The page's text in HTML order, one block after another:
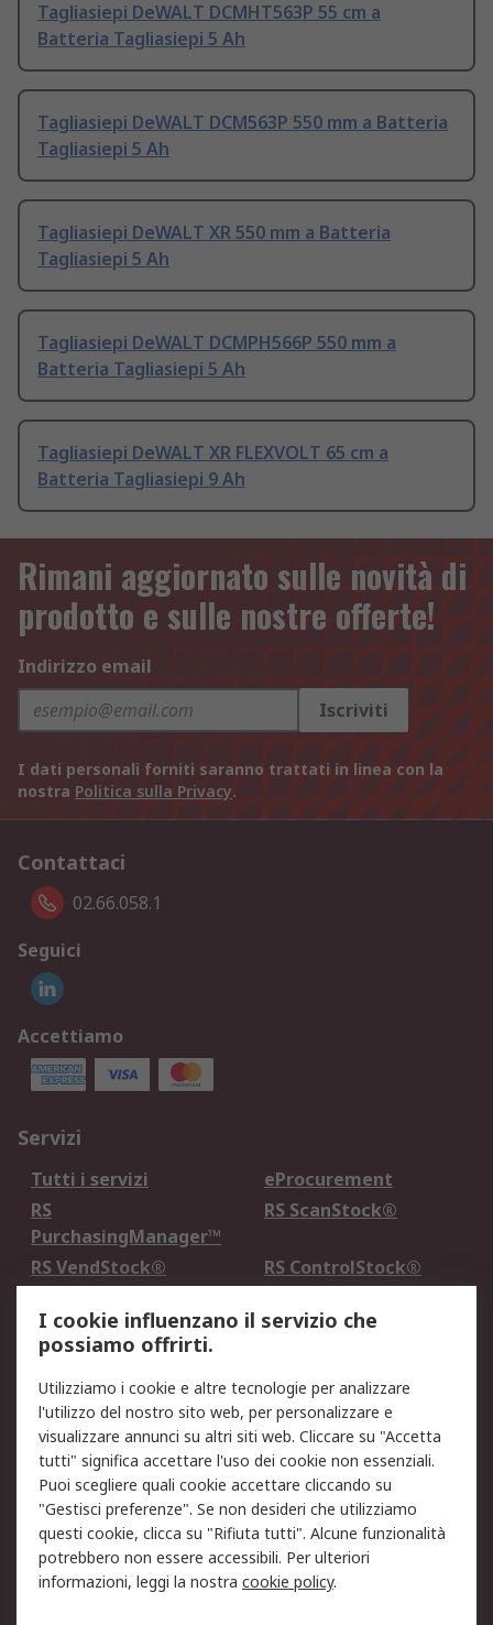
Tagliasiepi DeWALT DCMHT563P 55 cm a
Batteria Tagliasiepi 5 Ah
Tagliasiepi DeWALT DCM563P 550 mm a Batteria
Tagliasiepi 5 Ah
Tagliasiepi DeWALT XR 550 mm a Batteria
Tagliasiepi 5 Ah
Tagliasiepi DeWALT DCMPH566P 550 mm a
Batteria Tagliasiepi 5 Ah
Tagliasiepi DeWALT XR FLEXVOLT 65 cm a
Batteria Tagliasiepi 9 Ah
Rimani aggiornato sulle novità di
prodotto e sulle nostre offerte!
Indirizzo email
Iscriviti
I dati personali forniti saranno trattati in linea con la
nostra Politica sulla Privacy.
Contattaci
02.66.058.1
Seguici
Accettiamo
Servizi
Tutti i servizi
eProcurement
RS
PurchasingManager™
RS ScanStock®
RS VendStock®
RS ControlStock®
Legale
Informativa Cookie
Informativa Privacy -
Aggiornata
Email Security
Termini d'uso
Condizioni di vendita
Condizioni generali di
servizio
Etica e responsabilità
Chi Siamo
I cookie influenzano il servizio che
possiamo offrirti.
Utilizziamo i cookie e altre tecnologie per analizzare
l'utilizzo del nostro sito web, per personalizzare e
visualizzare annunci su altri siti web. Cliccare su "Accetta
tutti" significa accettare l'uso dei cookie non essenziali.
Puoi scegliere quali cookie accettare cliccando su
"Gestisci preferenze". Se non desideri che utilizziamo
questi cookie, clicca su "Rifiuta tutti". Alcune funzionalità
potrebbero non essere accessibili. Per ulteriori
informazioni, leggi la nostra cookie policy.